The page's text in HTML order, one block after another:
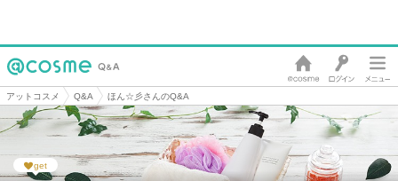
アットコスメ Q&A ほん☆彡さんのQ&A
get